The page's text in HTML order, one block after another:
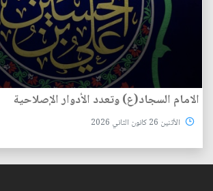
الامام السجاد(ع) وتعدد الأدوار الإصلاحية
الأثنين 26 كانون الثاني 2026